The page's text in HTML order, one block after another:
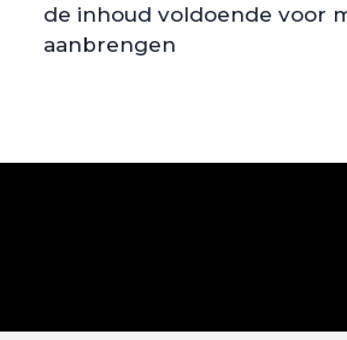
de inhoud voldoende voor
aanbrengen